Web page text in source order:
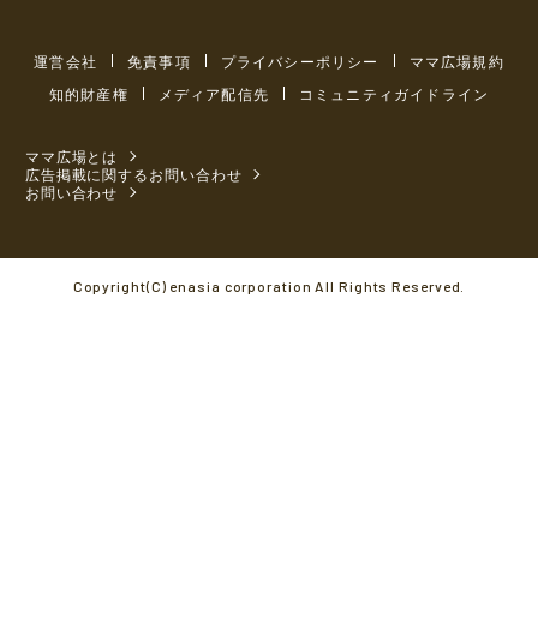
運営会社 免責事項 プライバシーポリシー
ママ広場規約
知的財産権
メディア配信先 コミュニティガイドライン
ママ広場とは
広告掲載に関するお問い合わせ
お問い合わせ
Copyright(C) enasia corporation All Rights Reserved.